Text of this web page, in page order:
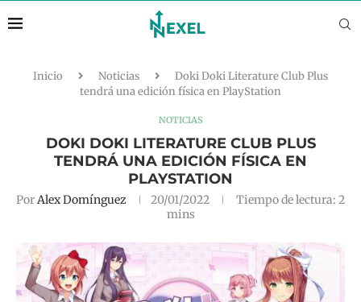
Inicio Noticias
Doki Doki Literature Club Plus
tendrá una edición física en PlayStation
NOTICIAS
DOKI DOKI LITERATURE CLUB PLUS
TENDRÁ UNA EDICIÓN FÍSICA EN
PLAYSTATION
PorAlex Domínguez 20/01/2022